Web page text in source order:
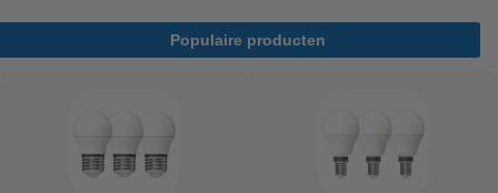
Populaire producten